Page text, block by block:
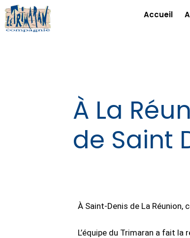
Accueil
À La
de Saint
À Saint-Denis de La Réunion,
L’équipe du Trimaran a fait